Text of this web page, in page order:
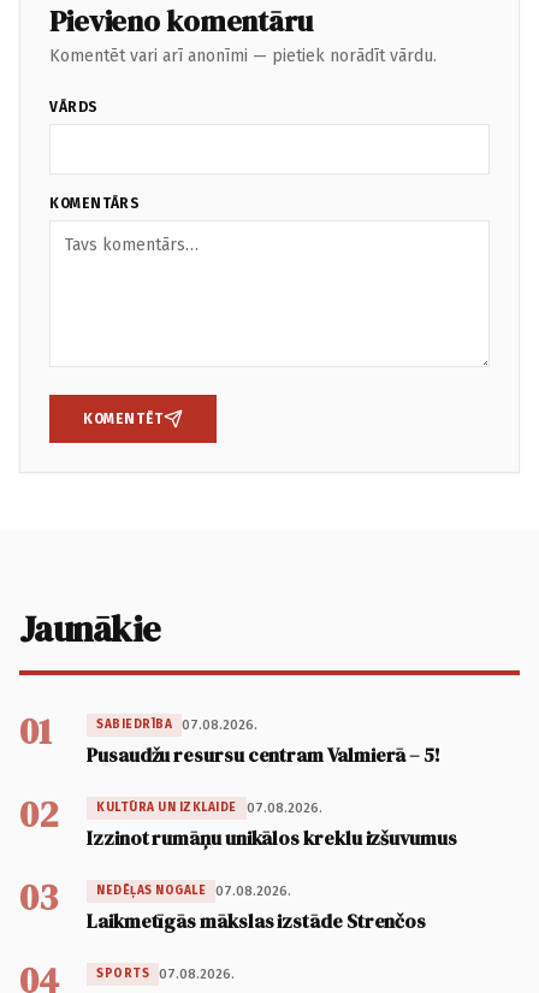
Pievieno komentāru
Komentēt vari arī anonīmi — pietiek norādīt vārdu.
VĀRDS
KOMENTĀRS
KOMENTĒT
Jaunākie
01 SABIEDRĪBA 07.08.2026.
Pusaudžu resursu centram Valmierā – 5!
02 KULTŪRA UN IZKLAIDE 07.08.2026.
Izzinot rumāņu unikālos kreklu izšuvumus
03 NEDĒĻAS NOGALE 07.08.2026.
Laikmetīgās mākslas izstāde Strenčos
04 SPORTS 07.08.2026.